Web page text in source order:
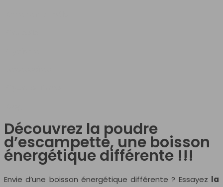
Découvrez la poudre
d’escampette, une boisson
énergétique différente !!!
Envie d’une boisson énergétique différente ? Essayez la